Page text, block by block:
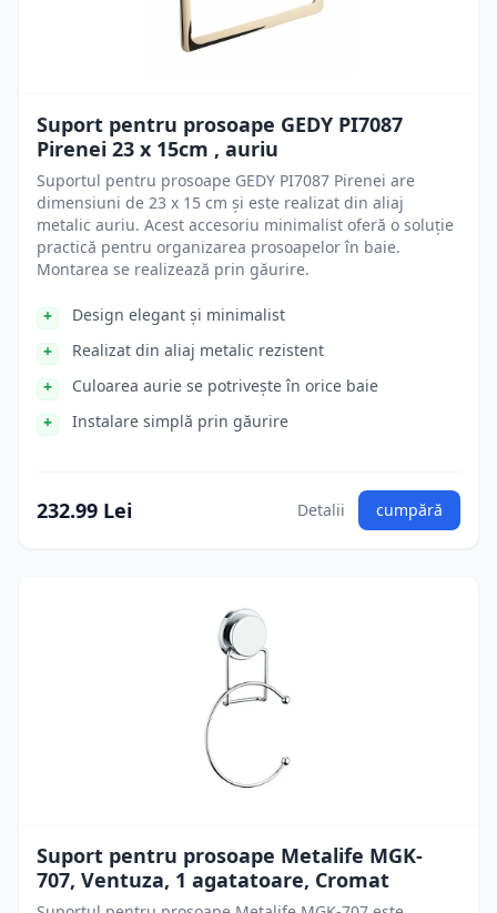
Suport pentru prosoape GEDY PI7087
Pirenei 23 x 15cm , auriu
Suportul pentru prosoape GEDY PI7087 Pirenei are
dimensiuni de 23 x 15 cm și este realizat din aliaj
metalic auriu. Acest accesoriu minimalist oferă o soluție
practică pentru organizarea prosoapelor în baie.
Montarea se realizează prin găurire.
Design elegant și minimalist
Realizat din aliaj metalic rezistent
Culoarea aurie se potrivește în orice baie
Instalare simplă prin găurire
232.99 Lei Detalii cumpără
Suport pentru prosoape Metalife MGK-
707, Ventuza, 1 agatatoare, Cromat